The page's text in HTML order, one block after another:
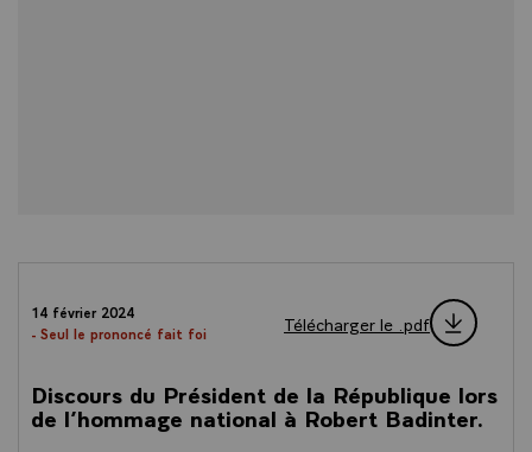
14 février 2024
- Seul le prononcé fait foi
Télécharger le .pdf
Discours du Président de la République lors
de l’hommage national à Robert Badinter.